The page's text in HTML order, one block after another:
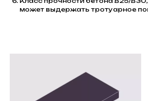
может выдержать тротуарное